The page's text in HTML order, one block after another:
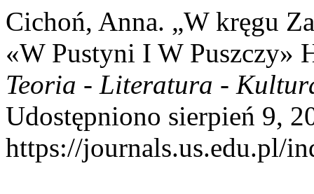
Cichoń, Anna. „W kręgu
«W Pustyni I W Puszczy»
Teoria - Literatura -
Udostępniono sierpień 9,
https://journals.us.edu.pl/